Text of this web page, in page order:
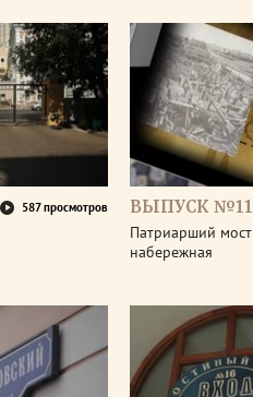
587 просмотров ВЫПУСК №11
Патриарший
набережная